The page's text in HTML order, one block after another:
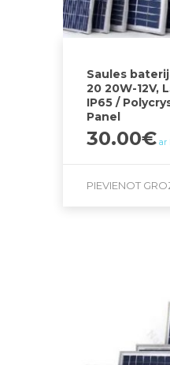
Saules
20 20W-12V,
IP65 /
Panel
30.00€ ar
PIEVIENOT